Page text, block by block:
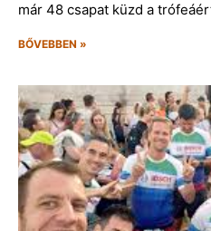
már 48 csapat küzd a
BŐVEBBEN »